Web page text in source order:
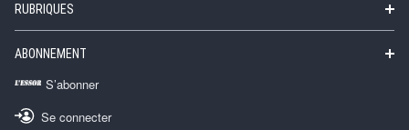
RUBRIQUES
ABONNEMENT
S’abonner
Se connecter